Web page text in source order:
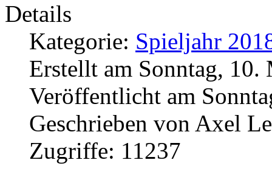
Details
Kategorie: Spieljahr
Erstellt am Sonntag, 10.
Veröffentlicht am
Geschrieben von Axel
Zugriffe: 11237